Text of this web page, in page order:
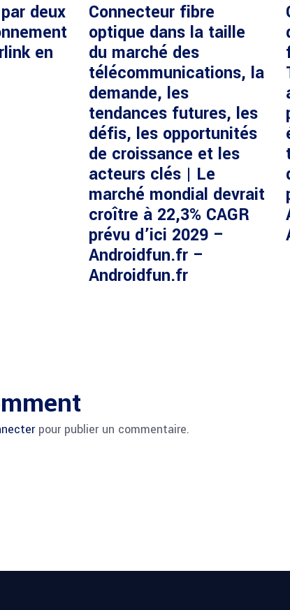
deux
en
Connecteur fibre
optique dans la taille
du marché des
télécommunications, la
demande, les
tendances futures, les
défis, les opportunités
de croissance et les
acteurs clés | Le
marché mondial devrait
croître à 22,3% CAGR
prévu d’ici 2029 –
Androidfun.fr –
Androidfun.fr
pour publier un commentaire.